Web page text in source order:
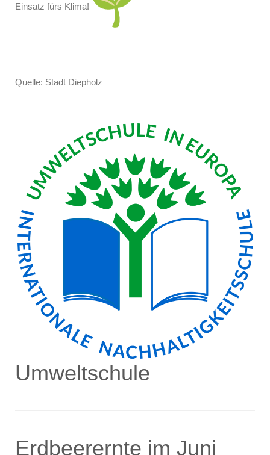
Einsatz fürs Klima!
Quelle: Stadt Diepholz
Umweltschule
Erdbeerernte im Juni